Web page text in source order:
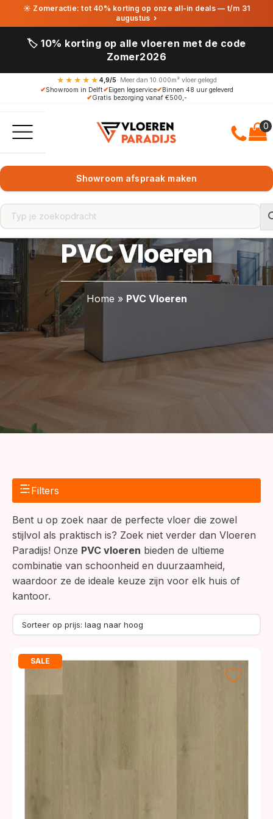
☀ Zomeractie: tot 40% korting op onze all-in deals — t/m 31
augustus ›
🏷️ 10% korting op alle vloeren met de code
Zomer2026
★★★★★ 4,9/5· Meer dan 10.000m² vloer gelegd
✔Showroom in Delft✔Eigen legservice✔Binnen 48 uur geleverd
✔Gratis bezorging vanaf €500,-
Showroom afspraak maken
PVC Vloeren
Home » PVC Vloeren
Filters
Bent u op zoek naar de perfecte vloer die zowel
stijlvol als praktisch is? Zoek niet verder dan Vloeren
Paradijs! Onze PVC vloeren bieden de ultieme
combinatie van schoonheid en duurzaamheid,
waardoor ze de ideale keuze zijn voor elk huis of
kantoor.
SALE